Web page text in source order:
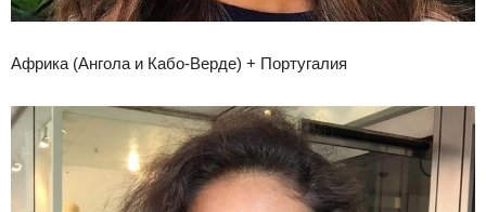
Африка (Ангола и Кабо-Верде) + Португалия